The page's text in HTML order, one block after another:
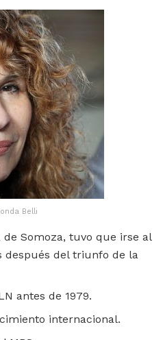
Belli
Somoza, tuvo que irse al
después del triunfo de la
antes de 1979.
internacional.